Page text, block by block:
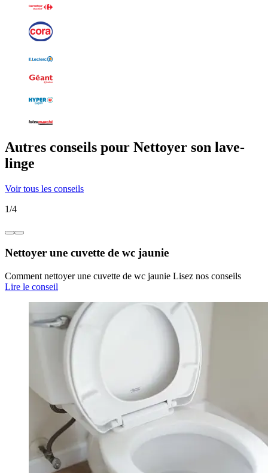
Autres conseils pour Nettoyer son lave-
linge
Voir tous les conseils
1/4
Nettoyer une cuvette de wc jaunie
Comment nettoyer une cuvette de wc jaunie Lisez nos conseils
Lire le conseil